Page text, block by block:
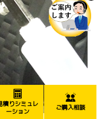
積りシミュレ
ーション
ご購入相談